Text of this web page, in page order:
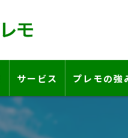
サービス
工事の流れ―契約書・保
プレモの強